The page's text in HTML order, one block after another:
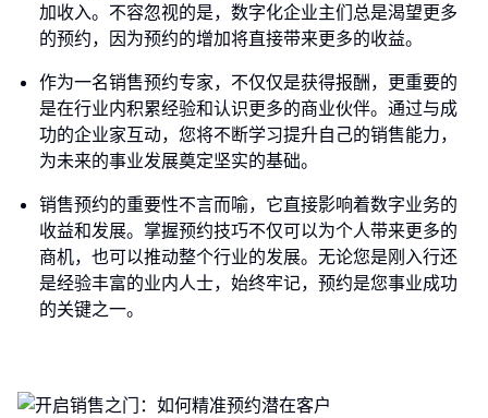
加收入。不容忽视的是，数字化企业主们总是渴望更多
的预约，因为预约的增加将直接带来更多的收益。
作为一名销售预约专家，不仅仅是获得报酬，更重要的
是在行业内积累经验和认识更多的商业伙伴。通过与成
功的企业家互动，您将不断学习提升自己的销售能力，
为未来的事业发展奠定坚实的基础。
销售预约的重要性不言而喻，它直接影响着数字业务的
收益和发展。掌握预约技巧不仅可以为个人带来更多的
商机，也可以推动整个行业的发展。无论您是刚入行还
是经验丰富的业内人士，始终牢记，预约是您事业成功
的关键之一。